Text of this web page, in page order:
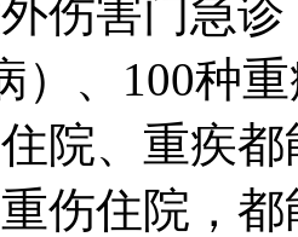
伤害门急
）、100种
院、重疾
伤住院，